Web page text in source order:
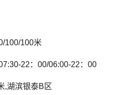
100/100米
22：00/06:00-22：00
,湖滨银泰B区